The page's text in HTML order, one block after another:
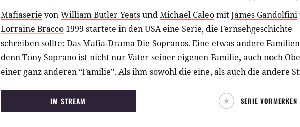
Mafiaserie vonWilliam Butler YeatsundMichael CaleomitJames Gandolfini
Lorraine Bracco 1999 startete in den USA eine Serie, die Fernsehgeschichte
schreiben sollte: Das Mafia-Drama Die Sopranos. Eine etwas andere
denn Tony Soprano ist nicht nur Vater seiner eigenen Familie, auch noch
einer ganz anderen “Familie”. Als ihm sowohl die eine, als auch die andere
IM STREAM SERIE VORMERKEN